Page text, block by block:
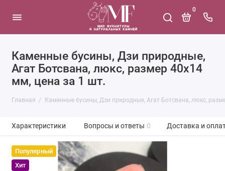
0
Каменные бусины, Дзи природные,
Агат Ботсвана, люкс, размер 40х14
мм, цена за 1 шт.
Главная Каменные бусины, Дзи природные, Агат Ботсвана, люкс,
Характеристики Вопросы и ответы 0 Доставка и
Популярный
Хит